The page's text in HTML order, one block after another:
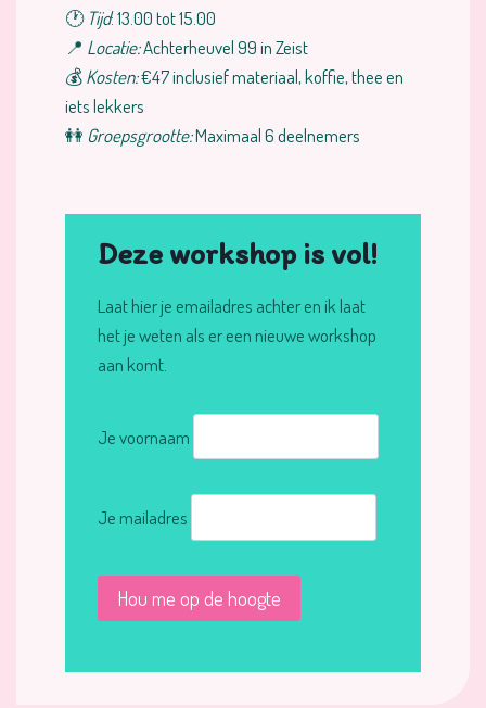
🕐 Tijd: 13.00 tot 15.00
📍 Locatie:Achterheuvel 99 in Zeist
💰Kosten:€47 inclusief materiaal, koffie, thee en
iets lekkers
👭 Groepsgrootte:Maximaal 6 deelnemers
Deze workshop is vol!
Laat hier je emailadres achter en ik laat
het je weten als er een nieuwe workshop
aan komt.
Je voornaam
Je mailadres